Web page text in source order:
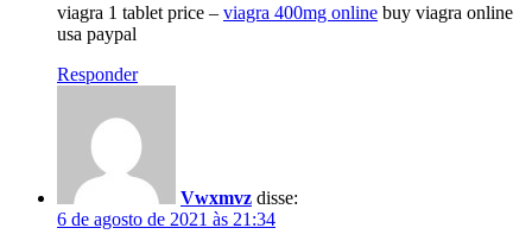
viagra 1 tablet price – viagra 400mg online buy viagra online
usa paypal
Responder
Vwxmvz disse:
6 de agosto de 2021 às 21:34